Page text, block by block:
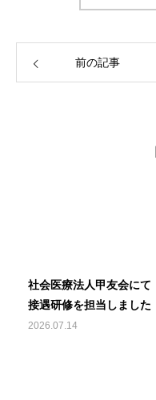
前の記事
社会医療法人甲友会にて
接遇研修を担当しました
2026.07.14